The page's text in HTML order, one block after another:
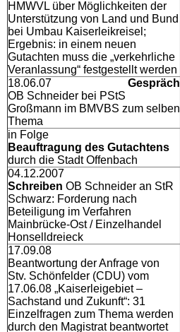
HMWVL über Möglichkeiten der
Unterstützung von Land und Bund
bei Umbau Kaiserleikreisel;
Ergebnis: in einem neuen
Gutachten muss die „verkehrliche
Veranlassung“ festgestellt werden
18.06.07 Gespräch
OB Schneider bei PStS
Großmann im BMVBS zum selben
Thema
in Folge
Beauftragung des Gutachtens
durch die Stadt Offenbach
04.12.2007
Schreiben OB Schneider an StR
Schwarz: Forderung nach
Beteiligung im Verfahren
Mainbrücke-Ost / Einzelhandel
Honselldreieck
17.09.08
Beantwortung der Anfrage von
Stv. Schönfelder (CDU) vom
17.06.08 „Kaiserleigebiet –
Sachstand und Zukunft“: 31
Einzelfragen zum Thema werden
durch den Magistrat beantwortet